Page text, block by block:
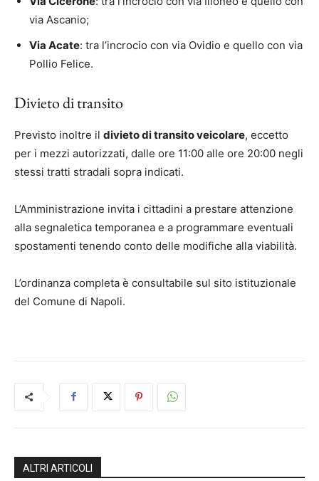
via Ascanio;
Via Acate: tra l’incrocio con via Ovidio e quello con via
Pollio Felice.
Divieto di transito
Previsto inoltre il divieto di transito veicolare, eccetto
per i mezzi autorizzati, dalle ore 11:00 alle ore 20:00 negli
stessi tratti stradali sopra indicati.
L’Amministrazione invita i cittadini a prestare attenzione
alla segnaletica temporanea e a programmare eventuali
spostamenti tenendo conto delle modifiche alla viabilità.
L’ordinanza completa è consultabile sul sito istituzionale
del Comune di Napoli.
ALTRI ARTICOLI